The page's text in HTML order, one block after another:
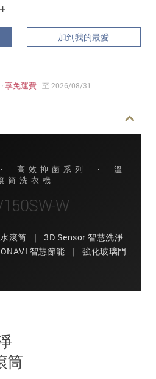
+
加到我的最愛
·享免運費 至 2026/08/31
高效抑菌系列 · 溫
筒洗衣機
W
滾筒 ｜ 3D Sensor 智慧洗淨
智慧節能 ｜ 強化玻璃門
筒